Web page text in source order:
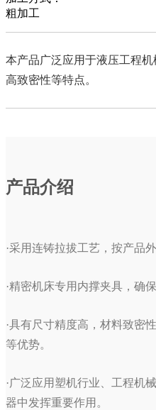
粗加工
本产品广泛应用于液压工程机
高致密性等特点。
产品介绍
·采用连铸拉拔工艺，按产品
·精密机床专用内撑夹具，确
·具有尺寸精度高，材料致密
等优势。
·广泛应用塑机行业、工程机
器中发挥重要作用。